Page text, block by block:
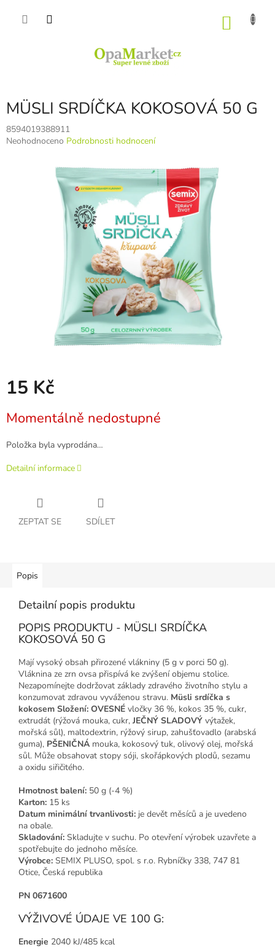
MÜSLI SRDÍČKA KOKOSOVÁ 50 G
8594019388911
Průměrné
Neohodnoceno Podrobnosti hodnocení
15 Kč
cena:
Momentálně nedostupné
Položka byla vyprodána…
Detailní informace
ZEPTAT SE SDÍLET
Popis
Detailní popis produktu
POPIS PRODUKTU - MÜSLI SRDÍČKA
KOKOSOVÁ 50 G
Mají vysoký obsah přirozené vlákniny (5 g v porci 50 g).
Vláknina ze zrn ovsa přispívá ke zvýšení objemu stolice.
Nezapomínejte dodržovat základy zdravého životního stylu a
konzumovat zdravou vyváženou stravu. Müsli srdíčka s
kokosem Složení: OVESNÉ vločky 36 %, kokos 35 %, cukr,
extrudát (rýžová mouka, cukr, JEČNÝ SLADOVÝ výtažek,
mořská sůl), maltodextrin, rýžový sirup, zahušťovadlo (arabská
guma), PŠENIČNÁ mouka, kokosový tuk, olivový olej, mořská
sůl. Může obsahovat stopy sóji, skořápkových plodů, sezamu
a oxidu siřičitého.
Hmotnost balení: 50 g (-4 %)
Karton: 15 ks
Datum minimální trvanlivosti: je devět měsíců a je uvedeno
na obale.
Skladování: Skladujte v suchu. Po otevření výrobek uzavřete a
spotřebujte do jednoho měsíce.
Výrobce: SEMIX PLUSO, spol. s r.o. Rybníčky 338, 747 81
Otice, Česká republika
PN 0671600
VÝŽIVOVÉ ÚDAJE VE 100 G:
Energie 2040 kJ/485 kcal